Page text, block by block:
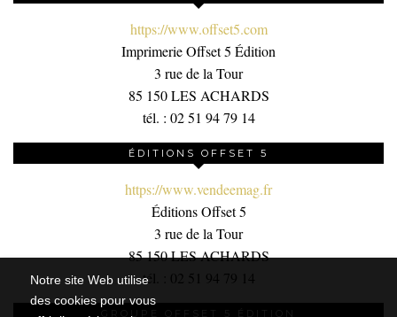
Notre site Web utilise
des cookies pour vous
https://www.offset5.com
Imprimerie Offset 5 Édition
3 rue de la Tour
85 150 LES ACHARDS
tél. : 02 51 94 79 14
ÉDITIONS OFFSET 5
https://www.vendeemag.fr
Éditions Offset 5
3 rue de la Tour
85 150 LES ACHARDS
tél. : 02 51 94 79 14
GROUPE OFFSET 5 ÉDITION